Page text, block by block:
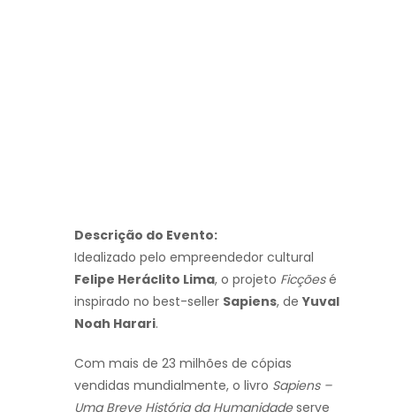
Descrição do Evento:
Idealizado pelo empreendedor cultural
Felipe Heráclito Lima, o projeto Ficçõesé
inspirado no best-seller Sapiens, deYuval
Noah Harari.
Com mais de 23 milhões de cópias
vendidas mundialmente, o livro Sapiens –
Uma Breve História da Humanidadeserve